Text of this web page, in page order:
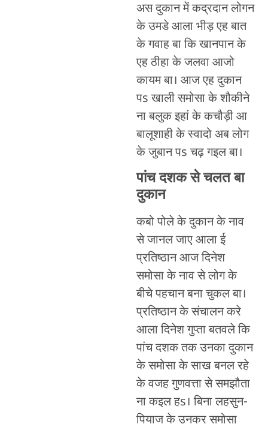
अस दुकान में कद्रदान लोगन
के उमडे आला भीड़ एह बात
के गवाह बा कि खानपान के
एह ठीहा के जलवा आजो
कायम बा। आज एह दुकान
पs खाली समोसा के शौकीने
ना बलुक इहां के कचौड़ी आ
बालूशाही के स्वादो अब लोग
के जुबान पs चढ़ गइल बा।
पांच दशक से चलत बा
दुकान
कबो पोले के दुकान के नाव
से जानल जाए आला ई
प्रतिष्ठान आज दिनेश
समोसा के नाव से लोग के
बीचे पहचान बना चुकल बा।
प्रतिष्ठान के संचालन करे
आला दिनेश गुप्ता बतवले कि
पांच दशक तक उनका दुकान
के समोसा के साख बनल रहे
के वजह गुणवत्ता से समझौता
ना कइल हs। बिना लहसुन-
पियाज के उनकर समोसा